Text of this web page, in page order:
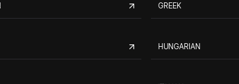
GREEK
HUNGARIAN